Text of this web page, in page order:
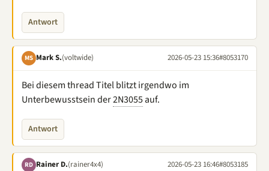
Antwort
MS Mark S.(voltwide) 2026-05-23 15:36#8053170
Bei diesem thread Titel blitzt irgendwo im
Unterbewusstsein der2N3055auf.
Antwort
RD Rainer D.(rainer4x4) 2026-05-23 16:46#8053185